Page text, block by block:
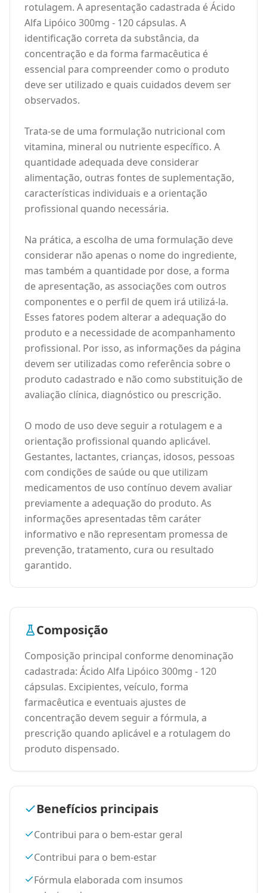
rotulagem. A apresentação cadastrada é Ácido
Alfa Lipóico 300mg - 120 cápsulas. A
identificação correta da substância, da
concentração e da forma farmacêutica é
essencial para compreender como o produto
deve ser utilizado e quais cuidados devem ser
observados.
Trata-se de uma formulação nutricional com
vitamina, mineral ou nutriente específico. A
quantidade adequada deve considerar
alimentação, outras fontes de suplementação,
características individuais e a orientação
profissional quando necessária.
Na prática, a escolha de uma formulação deve
considerar não apenas o nome do ingrediente,
mas também a quantidade por dose, a forma
de apresentação, as associações com outros
componentes e o perfil de quem irá utilizá-la.
Esses fatores podem alterar a adequação do
produto e a necessidade de acompanhamento
profissional. Por isso, as informações da página
devem ser utilizadas como referência sobre o
produto cadastrado e não como substituição de
avaliação clínica, diagnóstico ou prescrição.
O modo de uso deve seguir a rotulagem e a
orientação profissional quando aplicável.
Gestantes, lactantes, crianças, idosos, pessoas
com condições de saúde ou que utilizam
medicamentos de uso contínuo devem avaliar
previamente a adequação do produto. As
informações apresentadas têm caráter
informativo e não representam promessa de
prevenção, tratamento, cura ou resultado
garantido.
Composição
Composição principal conforme denominação
cadastrada: Ácido Alfa Lipóico 300mg - 120
cápsulas. Excipientes, veículo, forma
farmacêutica e eventuais ajustes de
concentração devem seguir a fórmula, a
prescrição quando aplicável e a rotulagem do
produto dispensado.
Benefícios principais
Contribui para o bem-estar geral
Contribui para o bem-estar
Fórmula elaborada com insumos